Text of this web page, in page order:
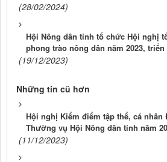
(28/02/2024)
Hội Nông dân tỉnh tổ chức Hội nghị
phong trào nông dân năm 2023,
(19/12/2023)
Những tin cũ hơn
Hội nghị Kiểm điểm tập thể, cá nhân
Thường vụ Hội Nông dân tỉnh năm
(11/12/2023)